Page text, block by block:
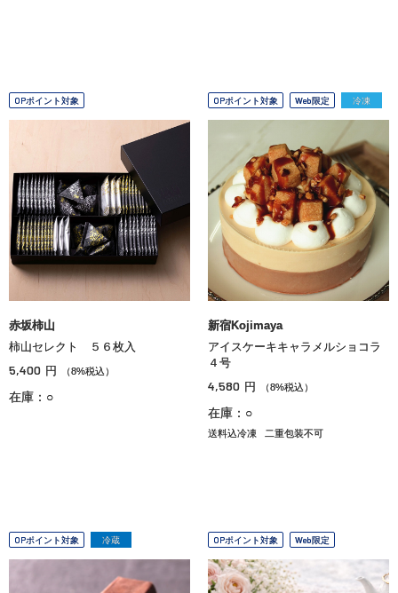
OPポイント対象
赤坂柿山
柿山セレクト ５６枚入
5,400 円 （8%税込）
在庫：○
OPポイント対象 Web限定 冷凍
新宿Kojimaya
アイスケーキキャラメルショコラ
４号
4,580 円 （8%税込）
在庫：○
送料込冷凍 二重包装不可
OPポイント対象 冷蔵 OPポイント対象 Web限定